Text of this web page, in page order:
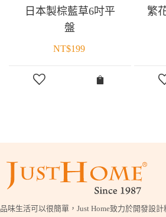
日本製棕藍草6吋平
盤
NT$199
繁
品味生活可以很簡單，Just Home致力於開發設